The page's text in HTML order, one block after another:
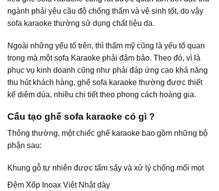
ngành phải yêu cầu độ chống thấm và vệ sinh tốt, do vậy
sofa karaoke thường sử dụng chất liệu da.
Ngoài những yếu tố trên, thì thẩm mỹ cũng là yếu tố quan
trọng mà một sofa Karaoke phải đảm bảo. Theo đó, vì là
phục vụ kinh doanh cũng như phải đáp ứng cao khả năng
thu hút khách hàng, ghế sofa karaoke thường được thiết
kế diêm dúa, nhiều chi tiết theo phong cách hoàng gia.
Cấu tạo ghế sofa karaoke có gì ?
Thông thường, một chiếc ghế karaoke bao gồm những bộ
phận sau:
Khung gỗ tự nhiên được tẩm sấy và xử lý chống mối mọt
Đệm Xốp Inoax Việt Nhật dày